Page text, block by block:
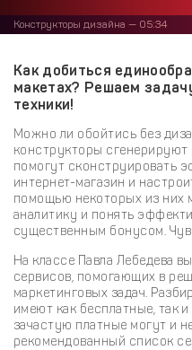
Конструкторы дизайна — 05:34
Как добиться
макетах? Решаем
техники!
Можно ли обойтись без
конструкторы
помогут сконструировать
интернет-магазин и
помощью некоторых из них
аналитику и понять
существенным бонусом.
На классе Павла Лебедева
сервисов, помогающих в
маркетинговых задач.
имеют как бесплатные, так
зачастую платные могут и
рекомендованный список